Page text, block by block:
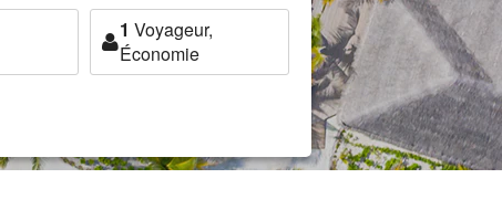
1 Voyageur,
Économie